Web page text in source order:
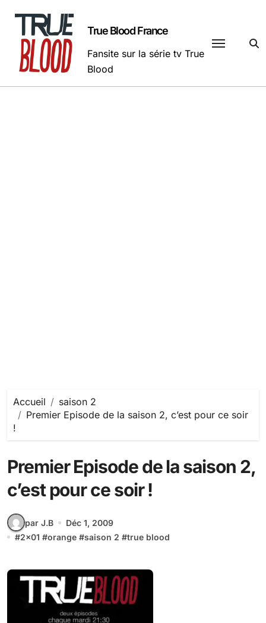
contenu
True Blood France
Fansite sur la série tv True
Blood
Accueil
saison 2
Premier Episode de la saison 2, c’est pour ce soir
!
Premier Episode de la saison 2,
c’est pour ce soir !
par J.B
Déc 1, 2009
#2x01 #orange #saison 2 #true blood